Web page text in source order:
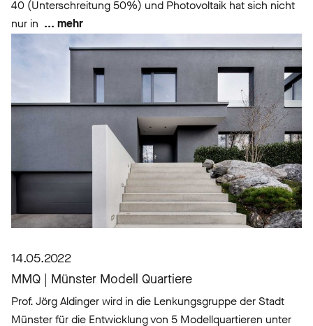
40 (Unterschreitung 50%) und Photovoltaik hat sich nicht
nur in ... mehr
14.05.2022
MMQ | Münster Modell Quartiere
Prof. Jörg Aldinger wird in die Lenkungsgruppe der Stadt
Münster für die Entwicklung von 5 Modellquartieren unter